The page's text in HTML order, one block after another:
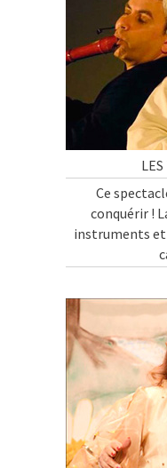
Ce
conquérir !
instruments et